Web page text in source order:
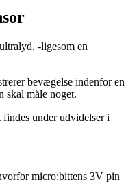
-ligesom en
bevægelse indenfor en
skal måle noget.
under udvidelser i
micro:bittens 3V pin